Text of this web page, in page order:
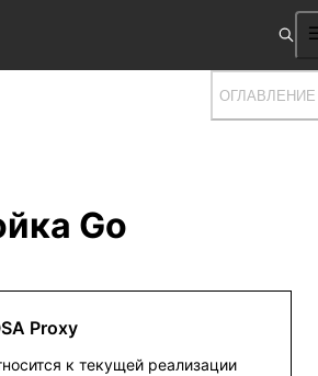
ОГЛАВЛЕНИЕ
Go
Proxy
к текущей реализации